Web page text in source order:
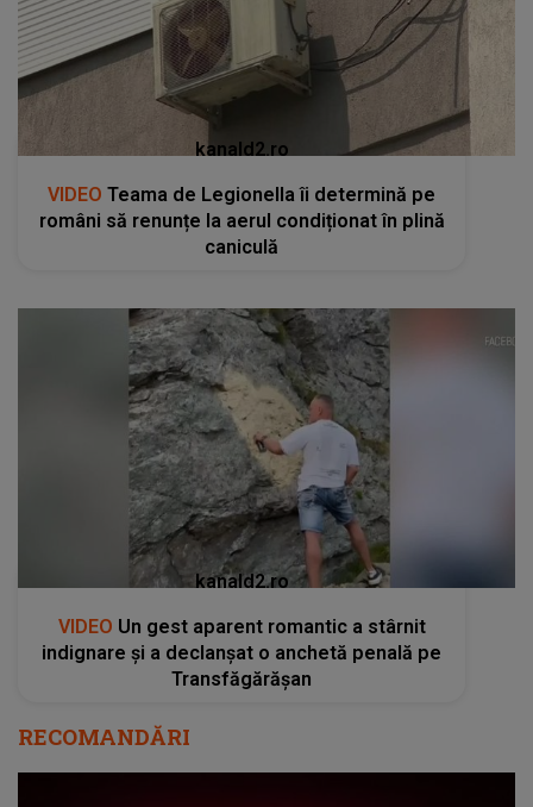
kanald2.ro
VIDEO Teama de Legionella îi determină pe
români să renunțe la aerul condiționat în plină
caniculă
kanald2.ro
VIDEO Un gest aparent romantic a stârnit
indignare și a declanșat o anchetă penală pe
Transfăgărășan
RECOMANDĂRI